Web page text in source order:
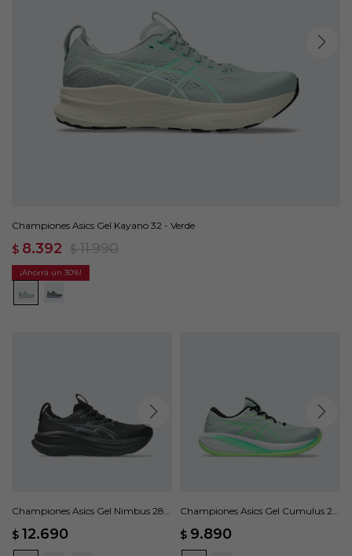
Championes Asics Gel Kayano 32 - Verde
$ 8.392 $ 11.990
30
Championes Asics Gel Nimbus 28 -
$ 12.690
Championes Asics Gel Cumulus 28
$ 9.890